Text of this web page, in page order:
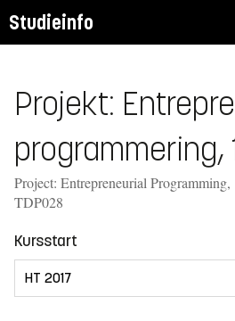
Studieinfo
Projekt:
programmering,
Project: Entrepreneurial Programming,
TDP028
Kursstart